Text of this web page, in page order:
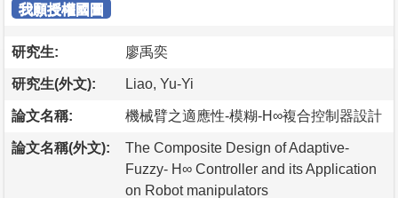
我願授權國圖
研究生: 廖禹奕
研究生(外文): Liao, Yu-Yi
論文名稱: 機械臂之適應性-模糊-H∞複合控制器設計
論文名稱(外文):
The Composite Design of Adaptive-
Fuzzy- H∞ Controller and its Application
on Robot manipulators